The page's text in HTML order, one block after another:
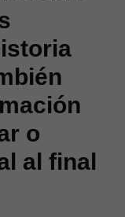
o
al final